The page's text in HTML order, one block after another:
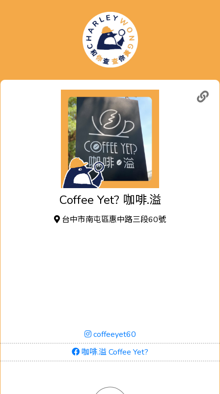
Coffee Yet? 咖啡.溢
台中市南屯區惠中路三段60號
coffeeyet60
咖啡.溢 Coffee Yet?